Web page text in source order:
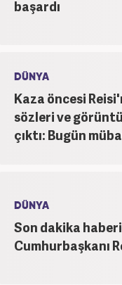
başardı
DÜNYA
Kaza öncesi
sözleri ve
çıktı: Bugün
DÜNYA
Son dakika
Cumhurbaşkanı